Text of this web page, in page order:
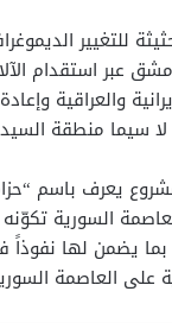
للتغيير
عبر استقدام
والعراقية
سيما منطقة
يعرف باسم
السورية تكوّنه
بما يضمن لها
على العاصمة